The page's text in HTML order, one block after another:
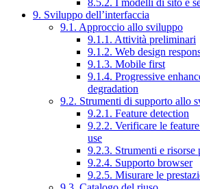
8.5.2. I modelli di sito e
9. Sviluppo dell’interfaccia
9.1. Approccio allo sviluppo
9.1.1. Attività preliminari
9.1.2. Web design
9.1.3. Mobile first
9.1.4. Progressive
degradation
9.2. Strumenti di supporto allo
9.2.1. Feature detection
9.2.2. Verificare le
use
9.2.3. Strumenti e risorse
9.2.4. Supporto browser
9.2.5. Misurare le